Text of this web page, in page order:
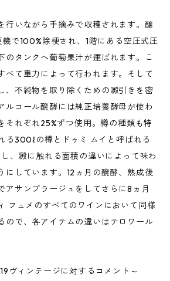
行いながら手摘みで収穫されます。醸
で100%除梗され、1階にある空圧式圧
のタンクへ葡萄果汁が運ばれます。こ
べて重力によって行われます。そして
、不純物を取り除くための澱引きを密
ルコール醗酵には純正培養酵母が使わ
それぞれ25%ずつ使用。樽の種類も特
る300ℓの樽とドゥミ ムイと呼ばれる
、澱に触れる面積の違いによって味わ
にしています。12ヵ月の醗酵、熟成後
アサンブラージュをしてさらに8ヵ月
フュメのすべてのワインにおいて同様
ので、各アイテムの違いはテロワール
ヴィンテージに対するコメント～